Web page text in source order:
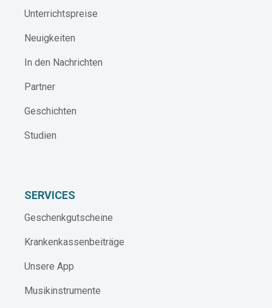
Unterrichtspreise
Neuigkeiten
In den Nachrichten
Partner
Geschichten
Studien
SERVICES
Geschenkgutscheine
Krankenkassenbeiträge
Unsere App
Musikinstrumente